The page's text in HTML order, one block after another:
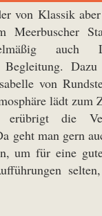
von Klassik
Meerbuscher
auch
Begleitung.
von
lädt zum
die
geht man gern
um für eine